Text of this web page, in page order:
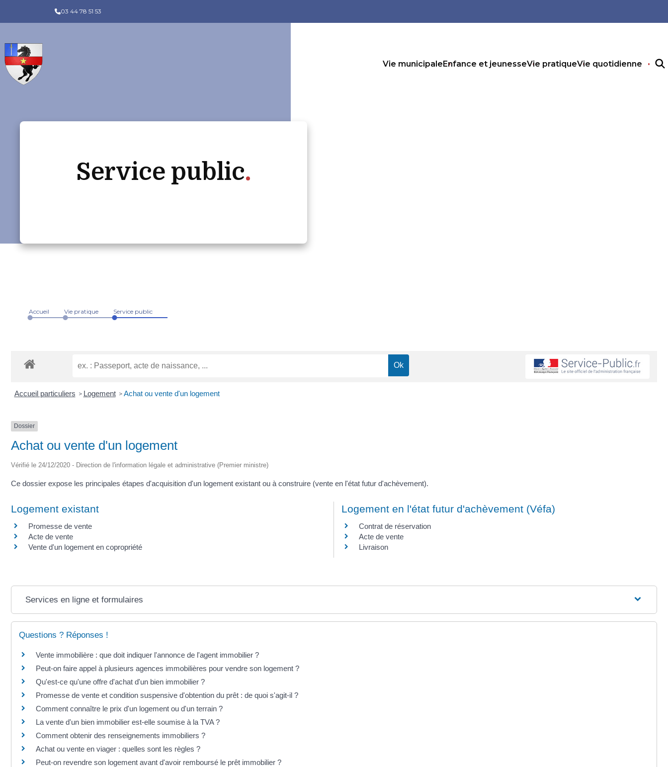
03 44 78 51 53
Vie municipaleEnfance et jeunesseVie pratiqueVie quotidienne
Service public
Accueil Vie pratique Service public
Accueil particuliers > Logement > Achat ou vente d'un logement
Dossier
Achat ou vente d'un logement
Vérifié le 24/12/2020 - Direction de l'information légale et administrative (Premier ministre)
Ce dossier expose les principales étapes d'acquisition d'un logement existant ou à construire (vente en l'état futur d'achèvement).
Logement existant
Promesse de vente
Acte de vente
Vente d'un logement en copropriété
Logement en l'état futur d'achèvement (Véfa)
Contrat de réservation
Acte de vente
Livraison
Services en ligne et formulaires
Questions ? Réponses !
Vente immobilière : que doit indiquer l'annonce de l'agent immobilier ?
Peut-on faire appel à plusieurs agences immobilières pour vendre son logement ?
Qu'est-ce qu'une offre d'achat d'un bien immobilier ?
Promesse de vente et condition suspensive d'obtention du prêt : de quoi s'agit-il ?
Comment connaître le prix d'un logement ou d'un terrain ?
La vente d'un bien immobilier est-elle soumise à la TVA ?
Comment obtenir des renseignements immobiliers ?
Achat ou vente en viager : quelles sont les règles ?
Peut-on revendre son logement avant d'avoir remboursé le prêt immobilier ?
Panneau de gestion des cookies